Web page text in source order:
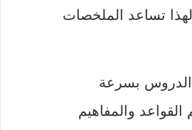
تساعد الملخصات
بسرعة
القواعد والمفاهيم